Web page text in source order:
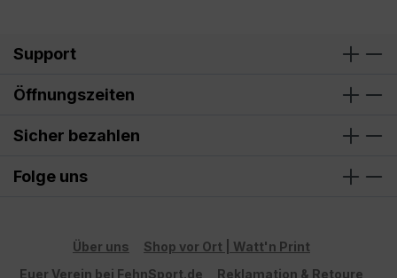
Support
Öffnungszeiten
Sicher bezahlen
Folge uns
Über uns
Shop vor Ort | Watt'n Print
Euer Verein bei FehnSport.de
Reklamation & Retoure